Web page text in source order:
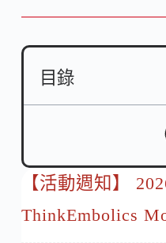
目錄
【活動週知】
ThinkEmbolics